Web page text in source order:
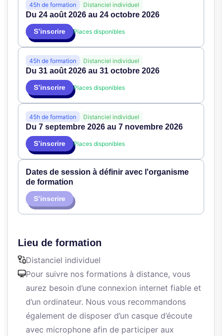
45h de formation Distanciel individuel
Du 24 août 2026 au 24 octobre 2026
S’inscrire Places disponibles
45h de formation Distanciel individuel
Du 31 août 2026 au 31 octobre 2026
S’inscrire Places disponibles
45h de formation Distanciel individuel
Du 7 septembre 2026 au 7 novembre 2026
S’inscrire Places disponibles
Dates de session à définir avec l'organisme
de formation
S’inscrire
Lieu de formation
Distanciel individuel
Pour suivre nos formations à distance, vous
aurez besoin d’une connexion internet fiable et
d’un ordinateur. Nous vous recommandons
également de disposer d’un casque d’écoute
avec microphone afin de participer aux